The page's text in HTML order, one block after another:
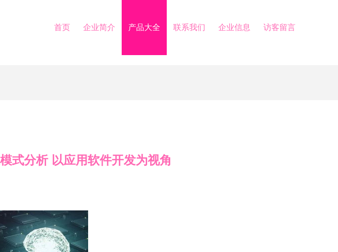
首页 企业简介 产品大全 联系我们 企业信息 访客留言
式分析 以应用软件开发为视角